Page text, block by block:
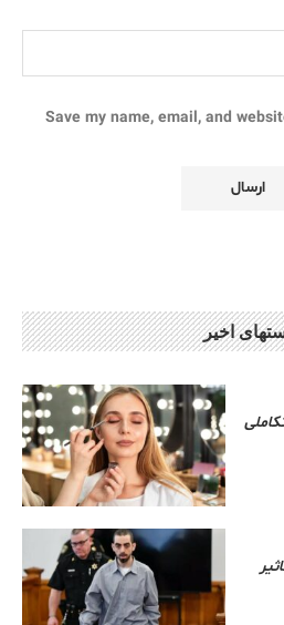
Save my name, email, and
اخیر